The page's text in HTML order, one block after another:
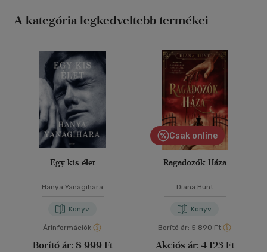
A kategória legkedveltebb termékei
Egy kis élet
Hanya Yanagihara
Könyv
Árinformációk
Borító ár: 8 999 Ft
Csak online
Ragadozók Háza
Diana Hunt
Könyv
Borító ár: 5 890 Ft
Akciós ár: 4 123 Ft